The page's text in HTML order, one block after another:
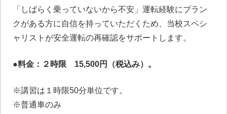
「しばらく乗っていないから不安」運転経験にブラン
クがある方に自信を持っていただくため、当校スペシ
ャリストが安全運転の再確認をサポートします。
●料金：２時限 15,500円（税込み）。
※講習は１時限50分単位です。
※普通車のみ